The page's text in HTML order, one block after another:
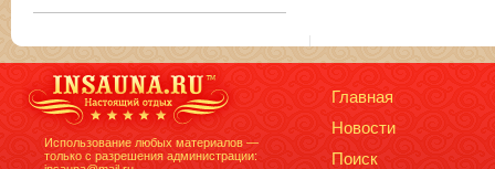
Использование любых материалов —
только с разрешения администрации:
Главная
Новости
Поиск